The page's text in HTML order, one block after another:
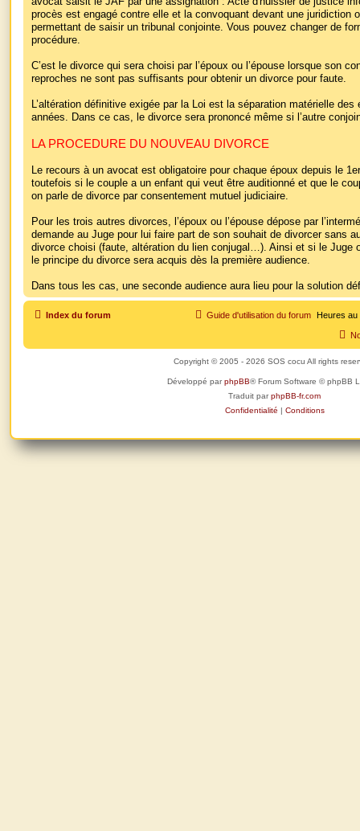
procès est engagé contre elle et la convoquant devant une juridiction
permettant de saisir un tribunal conjointe. Vous pouvez changer de
procédure.
C’est le divorce qui sera choisi par l’époux ou l’épouse lorsque son
reproches ne sont pas suffisants pour obtenir un divorce pour faute.
L’altération définitive exigée par la Loi est la séparation matérielle
années. Dans ce cas, le divorce sera prononcé même si l’autre
LA PROCEDURE DU NOUVEAU DIVORCE
Le recours à un avocat est obligatoire pour chaque époux depuis le
toutefois si le couple a un enfant qui veut être auditionné et que le
on parle de divorce par consentement mutuel judiciaire.
Pour les trois autres divorces, l’époux ou l’épouse dépose par
demande au Juge pour lui faire part de son souhait de divorcer sans
divorce choisi (faute, altération du lien conjugal…). Ainsi et si le Juge
le principe du divorce sera acquis dès la première audience.
Dans tous les cas, une seconde audience aura lieu pour la solution
Index du forum Heures
Guide d'utilisation du forum
Copyright © 2005 - 2026 SOS cocu All rights
Développé parphpBB® Forum Software © phpBB
Traduit parphpBB-fr.com
Confidentialité | Conditions